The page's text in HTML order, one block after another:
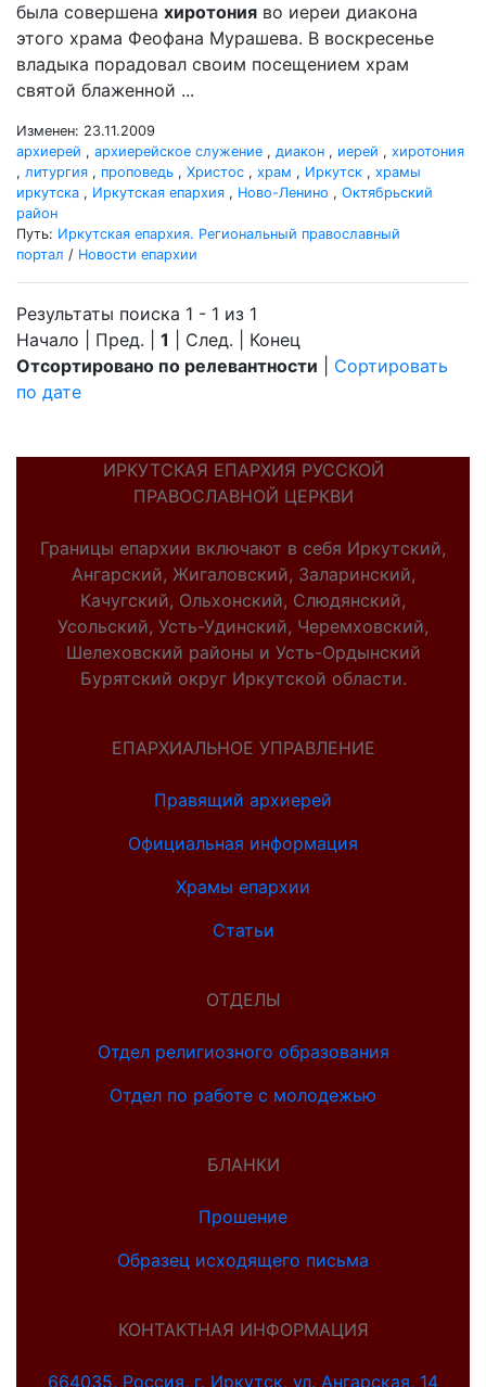
была совершена хиротония во иереи диакона
этого храма Феофана Мурашева. В воскресенье
владыка порадовал своим посещением храм
святой блаженной ...
Изменен: 23.11.2009
архиерей , архиерейское служение , диакон , иерей , хиротония
, литургия , проповедь , Христос , храм , Иркутск , храмы
иркутска , Иркутская епархия , Ново-Ленино , Октябрьский
район
Путь: Иркутская епархия. Региональный православный
портал / Новости епархии
Результаты поиска 1 - 1 из 1
Начало | Пред. | 1 | След. | Конец
Отсортировано по релевантности
Сортировать
по дате
ИРКУТСКАЯ ЕПАРХИЯ РУССКОЙ
ПРАВОСЛАВНОЙ ЦЕРКВИ
Границы епархии включают в себя Иркутский,
Ангарский, Жигаловский, Заларинский,
Качугский, Ольхонский, Слюдянский,
Усольский, Усть-Удинский, Черемховский,
Шелеховский районы и Усть-Ордынский
Бурятский округ Иркутской области.
ЕПАРХИАЛЬНОЕ УПРАВЛЕНИЕ
Правящий архиерей
Официальная информация
Храмы епархии
Статьи
ОТДЕЛЫ
Отдел религиозного образования
Отдел по работе с молодежью
БЛАНКИ
Прошение
Образец исходящего письма
КОНТАКТНАЯ ИНФОРМАЦИЯ
664035, Россия, г. Иркутск, ул. Ангарская, 14